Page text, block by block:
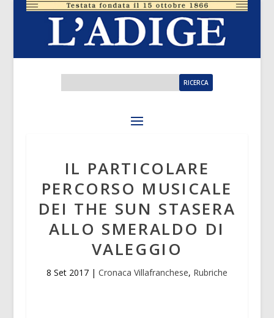
IL PARTICOLARE
PERCORSO MUSICALE
DEI THE SUN STASERA
ALLO SMERALDO DI
VALEGGIO
8 Set 2017| Cronaca Villafranchese, Rubriche